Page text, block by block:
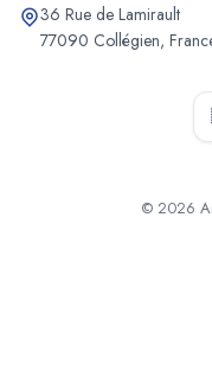
36 Rue de Lamirault
77090 Collégien,
© 2026